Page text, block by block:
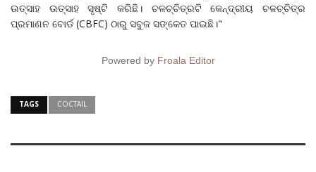
ଉତ୍ସାହ ଉତ୍ସାହ ସୃଷ୍ଟି କରିଛି। ଚଳଚ୍ଚିତ୍ରଟି କେନ୍ଦ୍ରୀୟ ଚଳଚ୍ଚିତ୍ର
ପ୍ରମାଣନ ବୋର୍ଡ (CBFC) ଠାରୁ ସବୁଜ ସଙ୍କେତ ପାଇଛି।"
Powered by Froala Editor
TAGS COCTAIL